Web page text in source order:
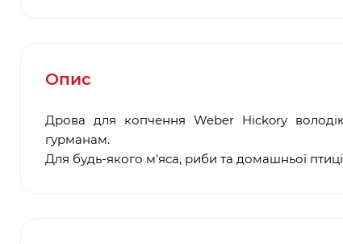
Опис
Дрова для копчення Weber Hickory
гурманам.
Для будь-якого м'яса, риби та домашньої